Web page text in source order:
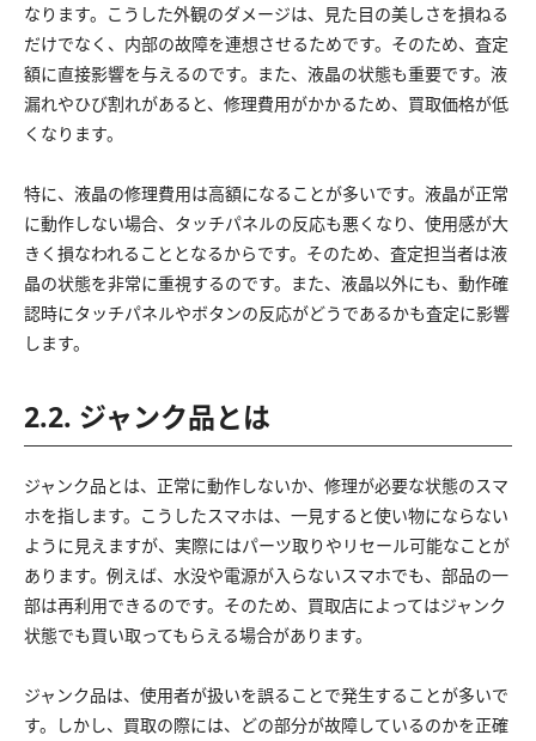
なります。こうした外観のダメージは、見た目の美しさを損ねる
だけでなく、内部の故障を連想させるためです。そのため、査定
額に直接影響を与えるのです。また、液晶の状態も重要です。液
漏れやひび割れがあると、修理費用がかかるため、買取価格が低
くなります。
特に、液晶の修理費用は高額になることが多いです。液晶が正常
に動作しない場合、タッチパネルの反応も悪くなり、使用感が大
きく損なわれることとなるからです。そのため、査定担当者は液
晶の状態を非常に重視するのです。また、液晶以外にも、動作確
認時にタッチパネルやボタンの反応がどうであるかも査定に影響
します。
2.2. ジャンク品とは
ジャンク品とは、正常に動作しないか、修理が必要な状態のスマ
ホを指します。こうしたスマホは、一見すると使い物にならない
ように見えますが、実際にはパーツ取りやリセール可能なことが
あります。例えば、水没や電源が入らないスマホでも、部品の一
部は再利用できるのです。そのため、買取店によってはジャンク
状態でも買い取ってもらえる場合があります。
ジャンク品は、使用者が扱いを誤ることで発生することが多いで
す。しかし、買取の際には、どの部分が故障しているのかを正確